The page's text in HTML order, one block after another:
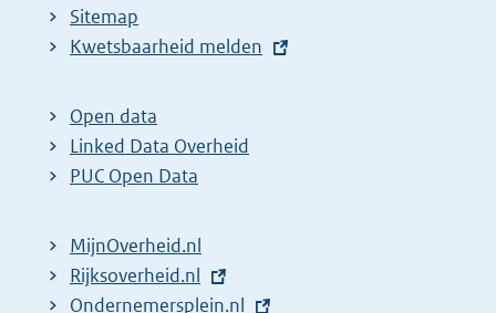
Sitemap
E
t
e
r
l
i
Kwetsbaarheid melden
Open data
Linked Data Overheid
PUC Open Data
MijnOverheid.nl
E
x
Rijksoverheid.nl
E
Ondernemersplein.nl